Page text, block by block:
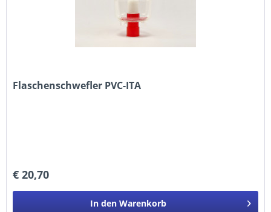
Flaschenschwefler PVC-ITA
€ 20,70
In den Warenkorb